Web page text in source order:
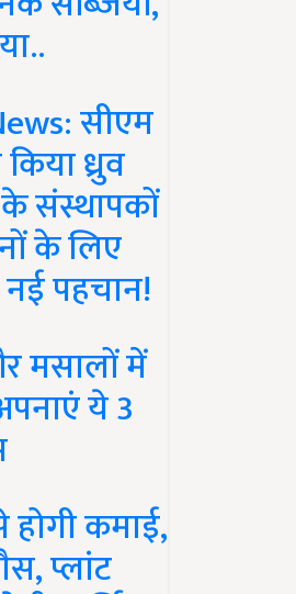
सीएम
ध्रुव
संस्थापकों
के लिए
पहचान!
मसालों में
ये 3
कमाई,
प्लांट